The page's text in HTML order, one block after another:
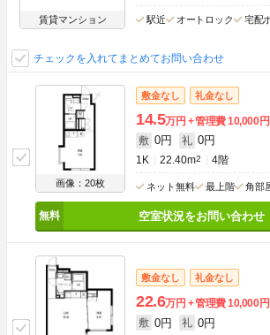
賃貸マンション 駅近 オートロック 宅配
チェックを入れてまとめてお問い合わせ
画像：20枚
敷金なし 礼金なし
14.5万円 管理費10,000円
敷 0円 礼 0円
1K 22.40m2 4階
ネット無料 最上階 角部
空室状況をお問い合わせ
敷金なし 礼金なし
22.6万円 管理費10,000円
敷 0円 礼 0円